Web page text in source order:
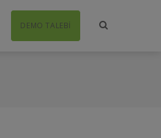
DEMO TALEBI